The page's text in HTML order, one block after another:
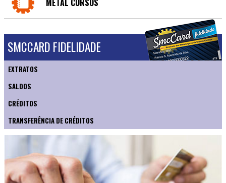
METAL CURSOS
SMCCARD FIDELIDADE
EXTRATOS
SALDOS
CRÉDITOS
TRANSFERÊNCIA DE CRÉDITOS